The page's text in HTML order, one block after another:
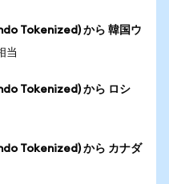
Tokenized) から 韓国ウ
当
Tokenized) から ロシ
Tokenized) から カナダ